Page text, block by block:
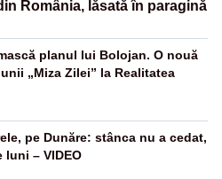
România, lăsată în paragină
planul lui Bolojan. O nouă
„Miza Zilei” la Realitatea
pe Dunăre: stânca nu a cedat,
– VIDEO